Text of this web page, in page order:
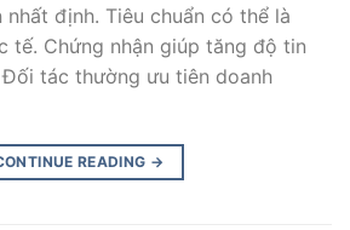
định. Tiêu chuẩn có thể là
tế. Chứng nhận giúp tăng độ tin
Đối tác thường ưu tiên doanh
READING →